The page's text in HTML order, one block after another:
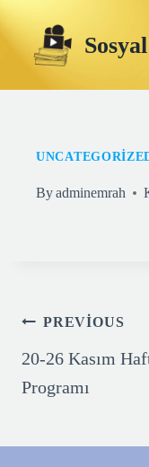
Skip
to
content
Byadminemrah
Yazı
gezinmesi
PREVIOUS
20-26 Kasım
Programı